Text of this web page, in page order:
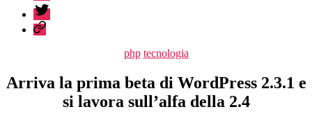
twitter
sessionize
Categorie
php tecnologia
Arriva la prima beta di WordPress 2.3.1 e
si lavora sull’alfa della 2.4